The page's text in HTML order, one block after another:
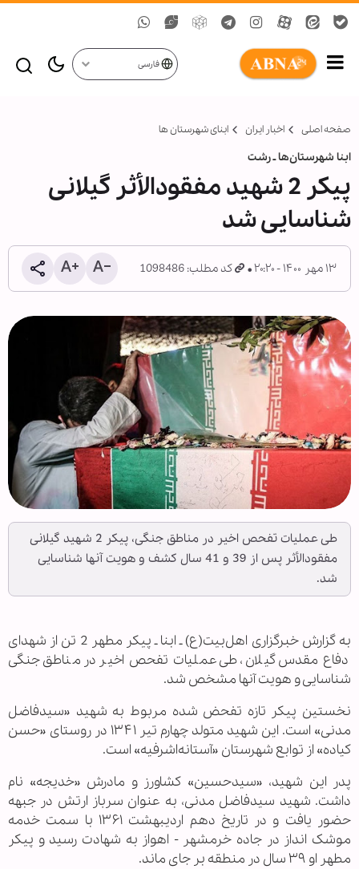
فارسی
صفحه اصلی اخبار ایران ابنای شهرستان ها
ابنا شهرستان‌ها ـ رشت
پیکر 2 شهید مفقودالأثر گیلانی
شناسایی شد
۱۳ مهر ۱۴۰۰ - ۲۰:۲۰ کد مطلب: 1098486
طی عملیات تفحص اخیر در مناطق جنگی، پیکر 2 شهید گیلانی
مفقودالأثر پس از 39 و 41 سال کشف و هویت آنها شناسایی
شد.
به گزارش خبرگزاری اهل‌بیت(ع) ـ ابنا ـ پیکر مطهر 2 تن از شهدای
دفاع مقدس گیلان، طی عملیات تفحص اخیر در مناطق جنگی
شناسایی و هویت آنها مشخص شد.
نخستین پیکر تازه تفحض شده مربوط به شهید «سیدفاضل
مدنی» است. این شهید متولد چهارم تیر ۱۳۴۱ در روستای «حسن
کیاده» از توابع شهرستان «آستانه‌اشرفیه» است.
پدر این شهید، «سیدحسین» کشاورز و مادرش «خدیجه» نام
داشت. شهید سیدفاضل مدنی، به عنوان سرباز ارتش در جبهه
حضور یافت و در تاریخ دهم اردیبهشت ۱۳۶۱ با سمت خدمه
موشک انداز در جاده خرمشهر - اهواز به شهادت رسید و پیکر
مطهر او ۳۹ سال در منطقه بر جای ماند.